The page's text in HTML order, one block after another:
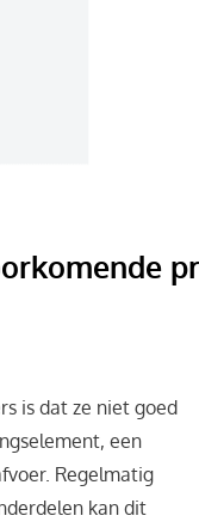
is dat ze niet goed
een
Regelmatig
kan dit